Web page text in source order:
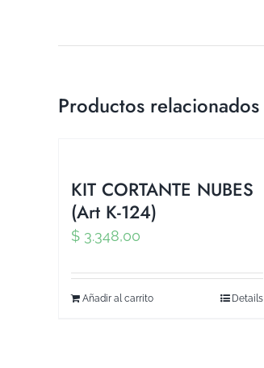
Productos relacionados
KIT CORTANTE NUBES
(Art K-124)
$ 3.348,00
Añadir al carrito Details